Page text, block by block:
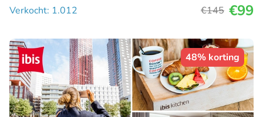
Verkocht: 1.012
€145 €99
48% korting